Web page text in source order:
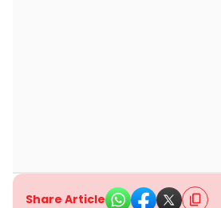
Share Article